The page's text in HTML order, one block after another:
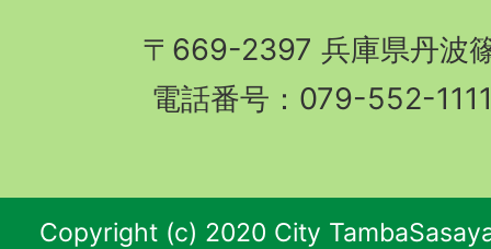
〒669-2397 兵庫県丹波
電話番号：079-552-
Copyright (c) 2020 City